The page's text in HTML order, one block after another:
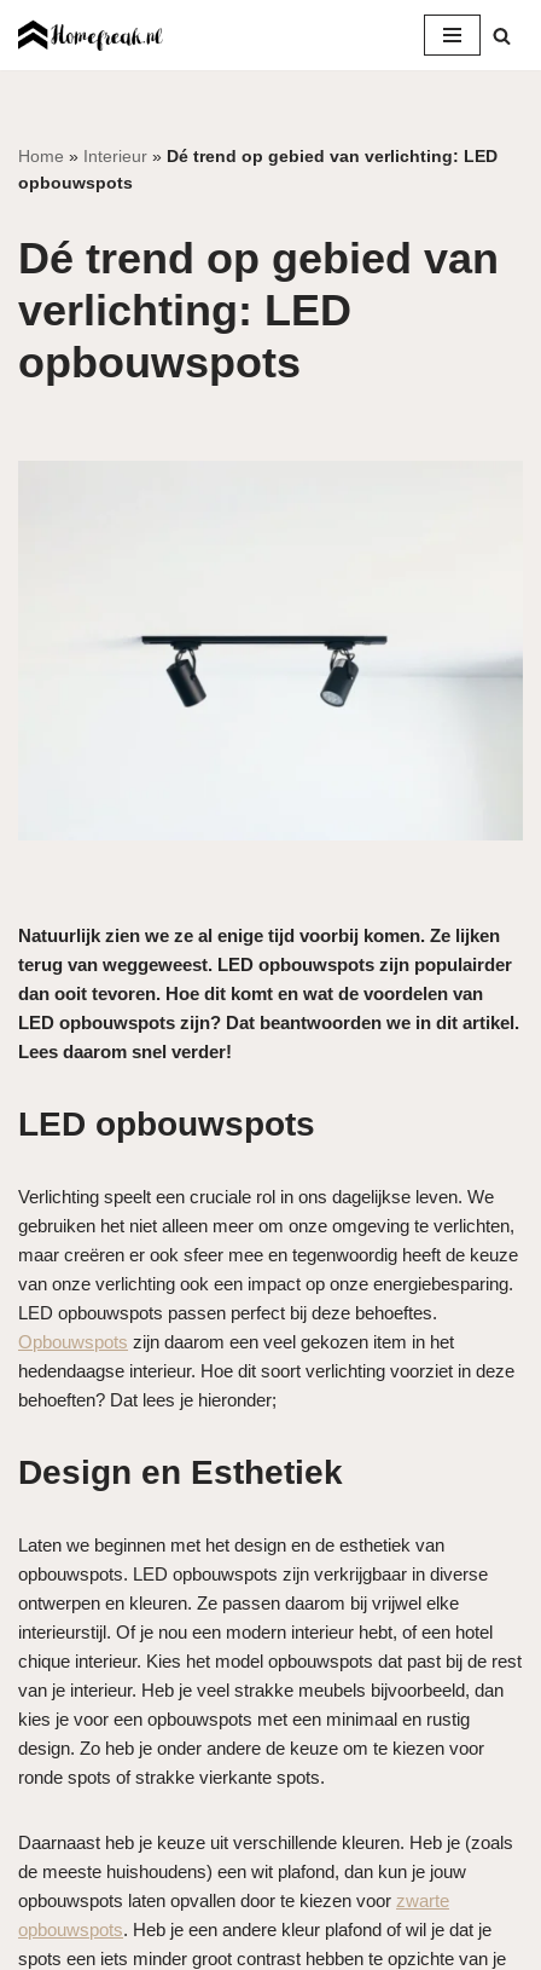
inhoud
Home » Interieur » Dé trend op gebied van verlichting: LED
opbouwspots
Dé trend op gebied van
verlichting: LED
opbouwspots
Natuurlijk zien we ze al enige tijd voorbij komen. Ze lijken
terug van weggeweest. LED opbouwspots zijn populairder
dan ooit tevoren. Hoe dit komt en wat de voordelen van
LED opbouwspots zijn? Dat beantwoorden we in dit artikel.
Lees daarom snel verder!
LED opbouwspots
Verlichting speelt een cruciale rol in ons dagelijkse leven. We
gebruiken het niet alleen meer om onze omgeving te verlichten,
maar creëren er ook sfeer mee en tegenwoordig heeft de keuze
van onze verlichting ook een impact op onze energiebesparing.
LED opbouwspots passen perfect bij deze behoeftes.
Opbouwspots zijn daarom een veel gekozen item in het
hedendaagse interieur. Hoe dit soort verlichting voorziet in deze
behoeften? Dat lees je hieronder;
Design en Esthetiek
Laten we beginnen met het design en de esthetiek van
opbouwspots. LED opbouwspots zijn verkrijgbaar in diverse
ontwerpen en kleuren. Ze passen daarom bij vrijwel elke
interieurstijl. Of je nou een modern interieur hebt, of een hotel
chique interieur. Kies het model opbouwspots dat past bij de rest
van je interieur. Heb je veel strakke meubels bijvoorbeeld, dan
kies je voor een opbouwspots met een minimaal en rustig
design. Zo heb je onder andere de keuze om te kiezen voor
ronde spots of strakke vierkante spots.
Daarnaast heb je keuze uit verschillende kleuren. Heb je (zoals
de meeste huishoudens) een wit plafond, dan kun je jouw
opbouwspots laten opvallen door te kiezen voor zwarte
opbouwspots. Heb je een andere kleur plafond of wil je dat je
spots een iets minder groot contrast hebben te opzichte van je